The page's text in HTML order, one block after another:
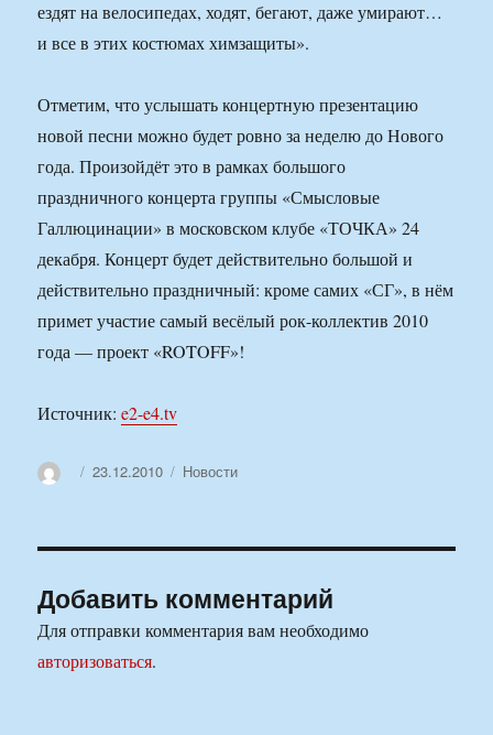
ездят на велосипедах, ходят, бегают, даже умирают…
и все в этих костюмах химзащиты».
Отметим, что услышать концертную презентацию
новой песни можно будет ровно за неделю до Нового
года. Произойдёт это в рамках большого
праздничного концерта группы «Смысловые
Галлюцинации» в московском клубе «ТОЧКА» 24
декабря. Концерт будет действительно большой и
действительно праздничный: кроме самих «СГ», в нём
примет участие самый весёлый рок-коллектив 2010
года — проект «ROTOFF»!
Источник:e2-e4.tv
АвторОпубликовано
23.12.2010 Рубрики
Новости
Добавить комментарий
Для отправки комментария вам необходимо
авторизоваться.